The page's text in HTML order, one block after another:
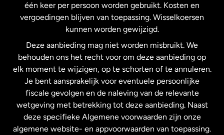
Nederland
Nieuw-Zeeland
Spanje
Verenigd Koninkrijk
één keer per persoon worden gebruikt. Kosten en
vergoedingen blijven van toepassing. Wisselkoersen
kunnen worden gewijzigd.
Deze aanbieding mag niet worden misbruikt. We
behouden ons het recht voor om deze aanbieding op
elk moment te wijzigen, op te schorten of te annuleren.
Je bent aansprakelijk voor eventuele persoonlijke
fiscale gevolgen en de naleving van de relevante
wetgeving met betrekking tot deze aanbieding. Naast
deze specifieke Algemene voorwaarden zijn onze
algemene website- en appvoorwaarden van toepassing.